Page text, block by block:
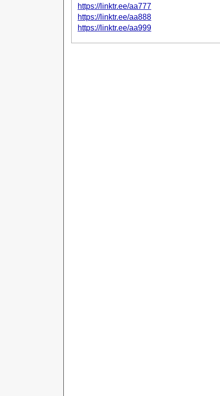
https://linktr.ee/aa777
https://linktr.ee/aa888
https://linktr.ee/aa999